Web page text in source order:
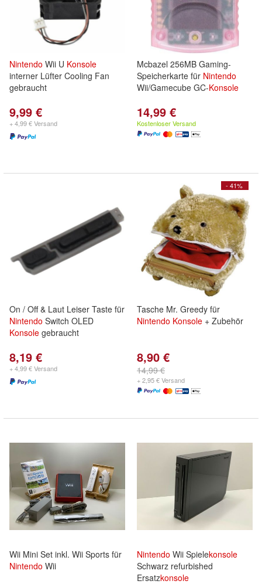
Nintendo Wii U Konsole
interner Lüfter Cooling Fan
gebraucht
9,99 €
+ 4,99 € Versand
Mcbazel 256MB Gaming-
Speicherkarte für Nintendo
Wii/Gamecube GC-Konsole
14,99 €
Kostenloser Versand
On / Off & Laut Leiser Taste für
Nintendo Switch OLED
Konsole gebraucht
8,19 €
+ 4,99 € Versand
- 41%
Tasche Mr. Greedy für
Nintendo Konsole + Zubehör
8,90 €
14,99 €
+ 2,95 € Versand
Wii Mini Set inkl. Wii Sports für
Nintendo Wii
Nintendo Wii Spielekonsole
Schwarz refurbished
Ersatzkonsole